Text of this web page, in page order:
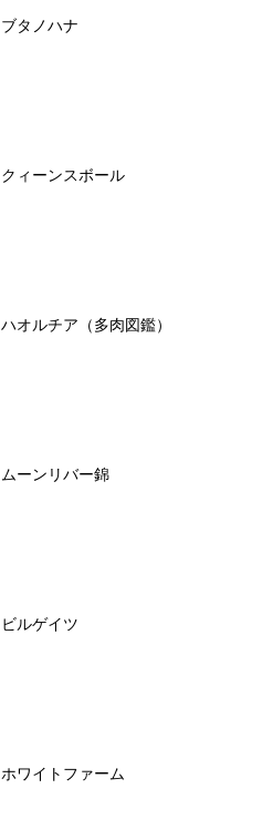
ブタノハナ
クィーンスボール
ハオルチア（多肉図鑑）
ムーンリバー錦
ビルゲイツ
ホワイトファーム